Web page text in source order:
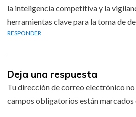
la inteligencia competitiva y la
herramientas clave para la toma de
RESPONDER
Deja una respuesta
Tu dirección de correo electrónico
campos obligatorios están marcados